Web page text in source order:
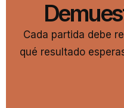
Cada partida debe
qué resultado